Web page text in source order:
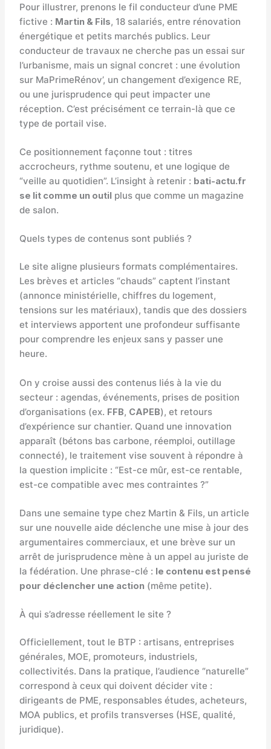
Pour illustrer, prenons le fil conducteur d’une PME
fictive : Martin & Fils, 18 salariés, entre rénovation
énergétique et petits marchés publics. Leur
conducteur de travaux ne cherche pas un essai sur
l’urbanisme, mais un signal concret : une évolution
sur MaPrimeRénov’, un changement d’exigence RE,
ou une jurisprudence qui peut impacter une
réception. C’est précisément ce terrain-là que ce
type de portail vise.
Ce positionnement façonne tout : titres
accrocheurs, rythme soutenu, et une logique de
“veille au quotidien”. L’insight à retenir : bati-actu.fr
se lit comme un outil plus que comme un magazine
de salon.
Quels types de contenus sont publiés ?
Le site aligne plusieurs formats complémentaires.
Les brèves et articles “chauds” captent l’instant
(annonce ministérielle, chiffres du logement,
tensions sur les matériaux), tandis que des dossiers
et interviews apportent une profondeur suffisante
pour comprendre les enjeux sans y passer une
heure.
On y croise aussi des contenus liés à la vie du
secteur : agendas, événements, prises de position
d’organisations (ex. FFB, CAPEB), et retours
d’expérience sur chantier. Quand une innovation
apparaît (bétons bas carbone, réemploi, outillage
connecté), le traitement vise souvent à répondre à
la question implicite : “Est-ce mûr, est-ce rentable,
est-ce compatible avec mes contraintes ?”
Dans une semaine type chez Martin & Fils, un article
sur une nouvelle aide déclenche une mise à jour des
argumentaires commerciaux, et une brève sur un
arrêt de jurisprudence mène à un appel au juriste de
la fédération. Une phrase-clé : le contenu est pensé
pour déclencher une action (même petite).
À qui s’adresse réellement le site ?
Officiellement, tout le BTP : artisans, entreprises
générales, MOE, promoteurs, industriels,
collectivités. Dans la pratique, l’audience “naturelle”
correspond à ceux qui doivent décider vite :
dirigeants de PME, responsables études, acheteurs,
MOA publics, et profils transverses (HSE, qualité,
juridique).